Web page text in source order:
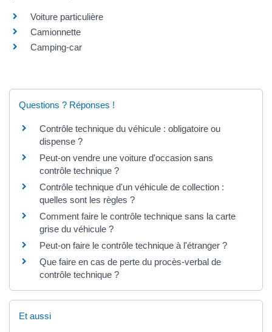
Voiture particulière
Camionnette
Camping-car
Questions ? Réponses !
Contrôle technique du véhicule : obligatoire ou
dispense ?
Peut-on vendre une voiture d'occasion sans
contrôle technique ?
Contrôle technique d'un véhicule de collection :
quelles sont les règles ?
Comment faire le contrôle technique sans la carte
grise du véhicule ?
Peut-on faire le contrôle technique à l'étranger ?
Que faire en cas de perte du procès-verbal de
contrôle technique ?
Et aussi